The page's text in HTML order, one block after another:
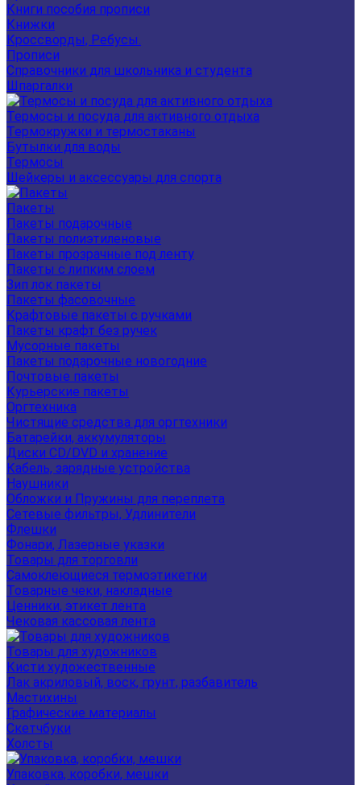
Книги пособия прописи
Книжки
Кроссворды, Ребусы.
Прописи
Справочники для школьника и студента
Шпаргалки
Термосы и посуда для активного отдыха
Термокружки и термостаканы
Бутылки для воды
Термосы
Шейкеры и аксессуары для спорта
Пакеты
Пакеты подарочные
Пакеты полиэтиленовые
Пакеты прозрачные под ленту
Пакеты с липким слоем
Зип лок пакеты
Пакеты фасовочные
Крафтовые пакеты с ручками
Пакеты крафт без ручек
Мусорные пакеты
Пакеты подарочные новогодние
Почтовые пакеты
Курьерские пакеты
Оргтехника
Чистящие средства для оргтехники
Батарейки, аккумуляторы
Диски CD/DVD и хранение
Кабель, зарядные устройства
Наушники
Обложки и Пружины для переплета
Сетевые фильтры, Удлинители
Флешки
Фонари, Лазерные указки
Товары для торговли
Самоклеющиеся термоэтикетки
Товарные чеки, накладные
Ценники, этикет лента
Чековая кассовая лента
Товары для художников
Кисти художественные
Лак акриловый, воск, грунт, разбавитель
Мастихины
Графические материалы
Скетчбуки
Холсты
Упаковка, коробки, мешки